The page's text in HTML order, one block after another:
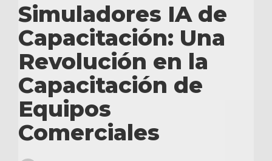
Simuladores IA de
Capacitación: Una
Revolución en la
Capacitación de
Equipos
Comerciales